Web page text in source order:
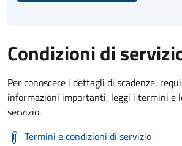
Condizioni di
Per conoscere i dettagli di scadenze,
informazioni importanti, leggi i termini e
servizio.
Termini e condizioni di servizio